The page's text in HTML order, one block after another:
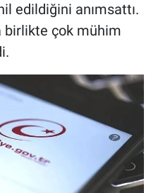
edildiğini anımsattı.
birlikte çok mühim